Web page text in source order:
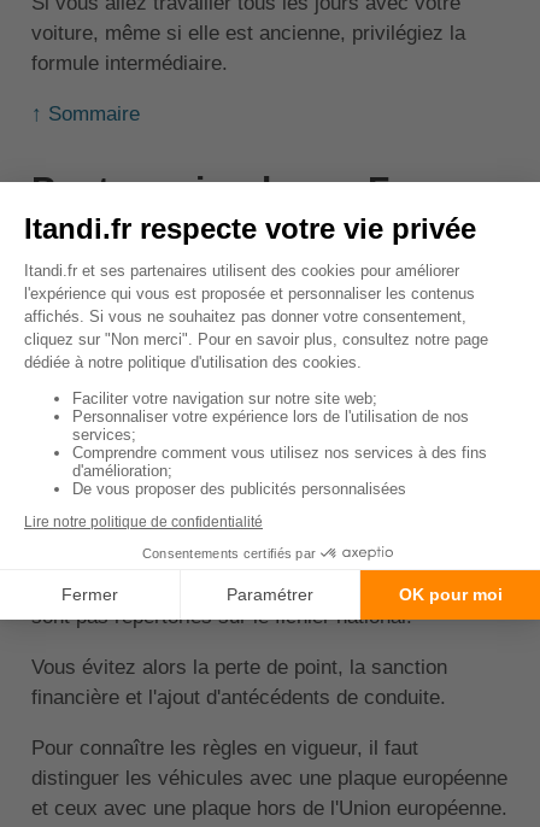
voiture, même si elle est ancienne, privilégiez la
formule intermédiaire.
↑ Sommaire
Peut-on circuler en France
avec une voiture
immatriculée à l'étranger ?
Il est possible de conduire en France avec une
voiture immatriculée à l'étranger. Toutefois, il y a des
selon si le véhicule provient de l'UE ou non.
La législation a été durcie, car plusieurs conducteurs
en profitaient pour ne pas avoir de sanctions en cas
d'infraction au code de la route
sanctions ne s'appliquent parfois pas lorsque vous
conduisez avec un véhicule étranger, puisqu'ils ne
sont pas répertoriés sur le fichier national.
Vous évitez alors la perte de point, la sanction
financière et l'ajout d'antécédents de conduite.
Pour connaître les règles en vigueur, il faut
distinguer les véhicules avec une plaque européenne
et ceux avec une plaque hors de l'Union européenne.